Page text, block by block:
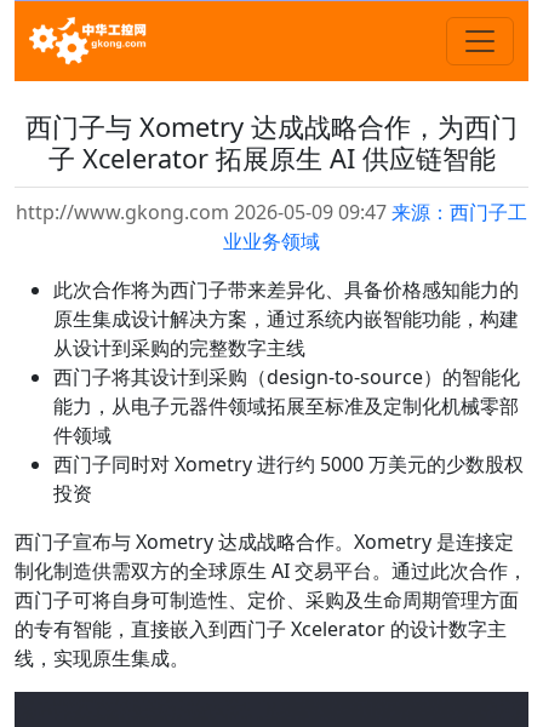
西门子与 Xometry 达成战略合作，为西门
子 Xcelerator 拓展原生 AI 供应链智能
http://www.gkong.com 2026-05-09 09:47来源：西门子工
业业务领域
此次合作将为西门子带来差异化、具备价格感知能力的
原生集成设计解决方案，通过系统内嵌智能功能，构建
从设计到采购的完整数字主线
西门子将其设计到采购（design-to-source）的智能化
能力，从电子元器件领域拓展至标准及定制化机械零部
件领域
西门子同时对 Xometry 进行约 5000 万美元的少数股权
投资
西门子宣布与 Xometry 达成战略合作。Xometry 是连接定
制化制造供需双方的全球原生 AI 交易平台。通过此次合作，
西门子可将自身可制造性、定价、采购及生命周期管理方面
的专有智能，直接嵌入到西门子 Xcelerator 的设计数字主
线，实现原生集成。